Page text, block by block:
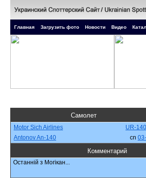
Главная Загрузить фото Новости Видео
Самолет
Motor Sich Airlines
UR-
Antonov An-140
cn
Комментарий
Останнiй з Могiкан...